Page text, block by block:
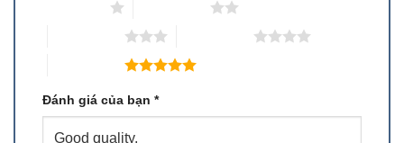
Đánh giá của bạn *